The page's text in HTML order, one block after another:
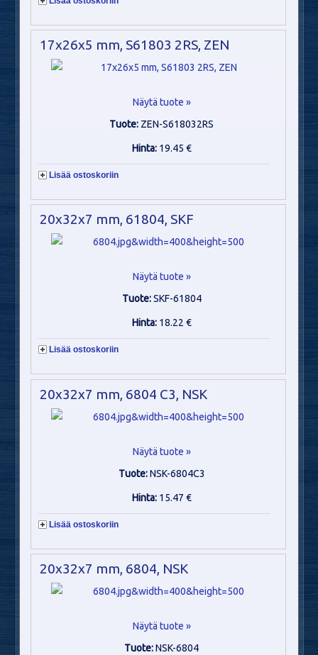
17x26x5 mm, S61803 2RS, ZEN
Näytä tuote »
Tuote: ZEN-S618032RS
Hinta: 19.45 €
Lisää ostoskoriin
20x32x7 mm, 61804, SKF
Näytä tuote »
Tuote:SKF-61804
Hinta: 18.22 €
Lisää ostoskoriin
20x32x7 mm, 6804 C3, NSK
Näytä tuote »
Tuote:NSK-6804C3
Hinta: 15.47 €
Lisää ostoskoriin
20x32x7 mm, 6804, NSK
Näytä tuote »
Tuote:NSK-6804